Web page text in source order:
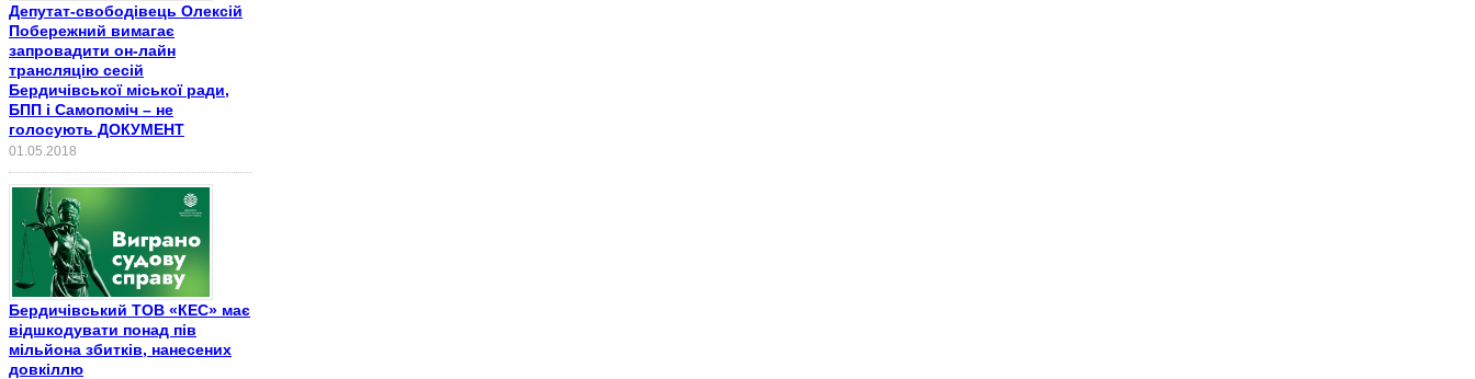
Депутат-свободівець Олексій
Побережний вимагає
запровадити он-лайн
трансляцію сесій
Бердичівської міської ради,
БПП і Самопоміч – не
голосують ДОКУМЕНТ
01.05.2018
Бердичівський ТОВ «КЕС» має
відшкодувати понад пів
мільйона збитків, нанесених
довкіллю